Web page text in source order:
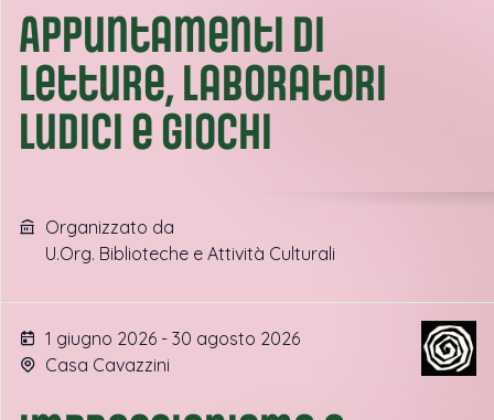
Appuntamenti di
letture, laboratori
ludici e giochi
Organizzato da
U.Org. Biblioteche e Attività Culturali
1 giugno 2026 - 30 agosto 2026
Casa Cavazzini